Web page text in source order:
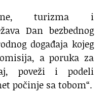
turizma i
Dan bezbednog
događaja kojeg
a poruka za
poveži i podeli
počinje sa tobom“.